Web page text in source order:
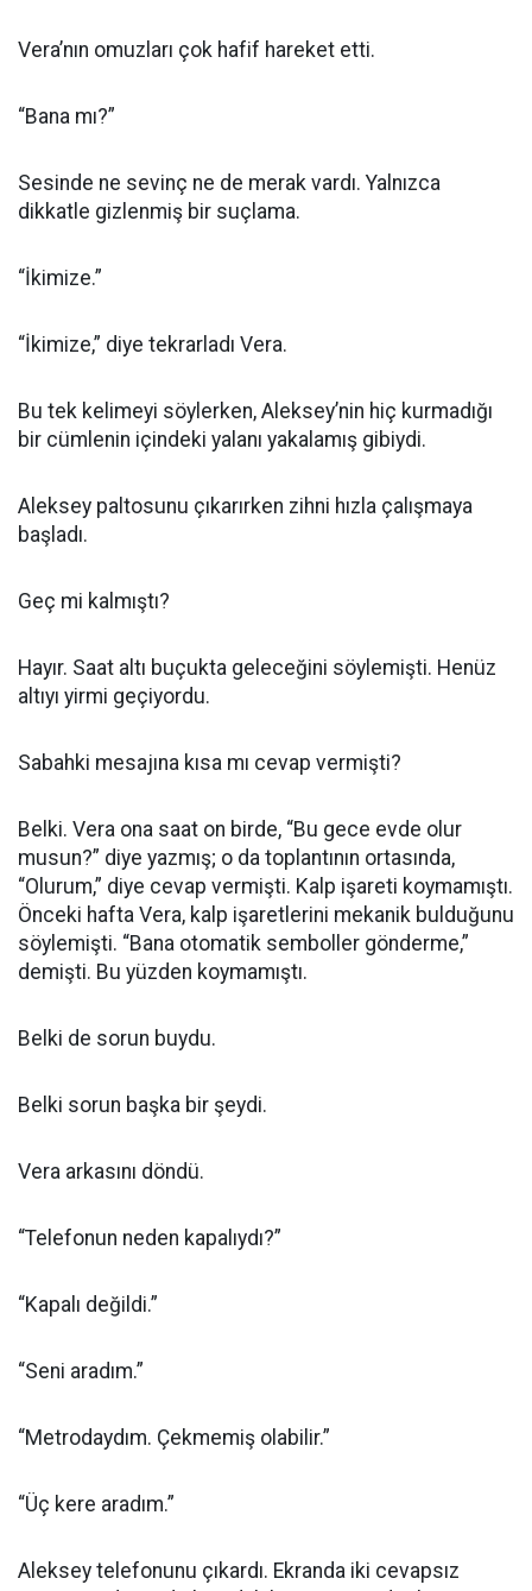
Vera’nın omuzları çok hafif hareket etti.
“Bana mı?”
Sesinde ne sevinç ne de merak vardı. Yalnızca
dikkatle gizlenmiş bir suçlama.
“İkimize.”
“İkimize,” diye tekrarladı Vera.
Bu tek kelimeyi söylerken, Aleksey’nin hiç kurmadığı
bir cümlenin içindeki yalanı yakalamış gibiydi.
Aleksey paltosunu çıkarırken zihni hızla çalışmaya
başladı.
Geç mi kalmıştı?
Hayır. Saat altı buçukta geleceğini söylemişti. Henüz
altıyı yirmi geçiyordu.
Sabahki mesajına kısa mı cevap vermişti?
Belki. Vera ona saat on birde, “Bu gece evde olur
musun?” diye yazmış; o da toplantının ortasında,
“Olurum,” diye cevap vermişti. Kalp işareti koymamıştı.
Önceki hafta Vera, kalp işaretlerini mekanik bulduğunu
söylemişti. “Bana otomatik semboller gönderme,”
demişti. Bu yüzden koymamıştı.
Belki de sorun buydu.
Belki sorun başka bir şeydi.
Vera arkasını döndü.
“Telefonun neden kapalıydı?”
“Kapalı değildi.”
“Seni aradım.”
“Metrodaydım. Çekmemiş olabilir.”
“Üç kere aradım.”
Aleksey telefonunu çıkardı. Ekranda iki cevapsız